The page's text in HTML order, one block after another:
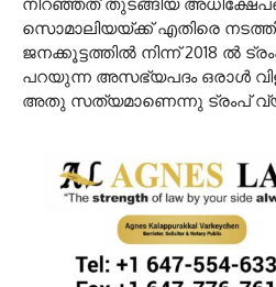
സൊമാലിയയ്ക്ക് എതിരെ
ജനക്കൂട്ടത്തില്‍ നിന്ന് 2018 ല്‍
പറയുന്ന അസഭ്യപദം ഒരാള്‍
അതു സത്യമാണെന്നു ട്രംപ്